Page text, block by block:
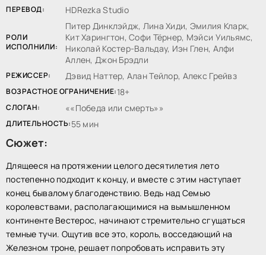
ПЕРЕВОД: HDRezka Studio
РОЛИ
ИСПОЛНИЛИ:
Питер Динклэйдж, Лина Хиди, Эмилия Кларк,
Кит Харингтон, Софи Тёрнер, Мэйси Уильямс,
Николай Костер-Вальдау, Иэн Глен, Алфи
Аллен, Джон Брэдли
РЕЖИССЕР: Дэвид Наттер, Алан Тейлор, Алекс Грейвз
ВОЗРАСТНОЕ ОГРАНИЧЕНИЕ:18+
СЛОГАН: «Победа или смерть»
ДЛИТЕЛЬНОСТЬ:55 мин
Сюжет:
Длящееся на протяжении целого десятилетия лето
постепенно подходит к концу, и вместе с этим наступает
конец бывалому благоденствию. Ведь над Семью
королевствами, располагающимися на вымышленном
континенте Вестерос, начинают стремительно сгущаться
темные тучи. Ощутив все это, король, восседающий на
Железном троне, решает попробовать исправить эту